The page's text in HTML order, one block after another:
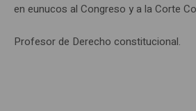
en eunucos al Congreso y a la Corte
Profesor de Derecho constitucional.